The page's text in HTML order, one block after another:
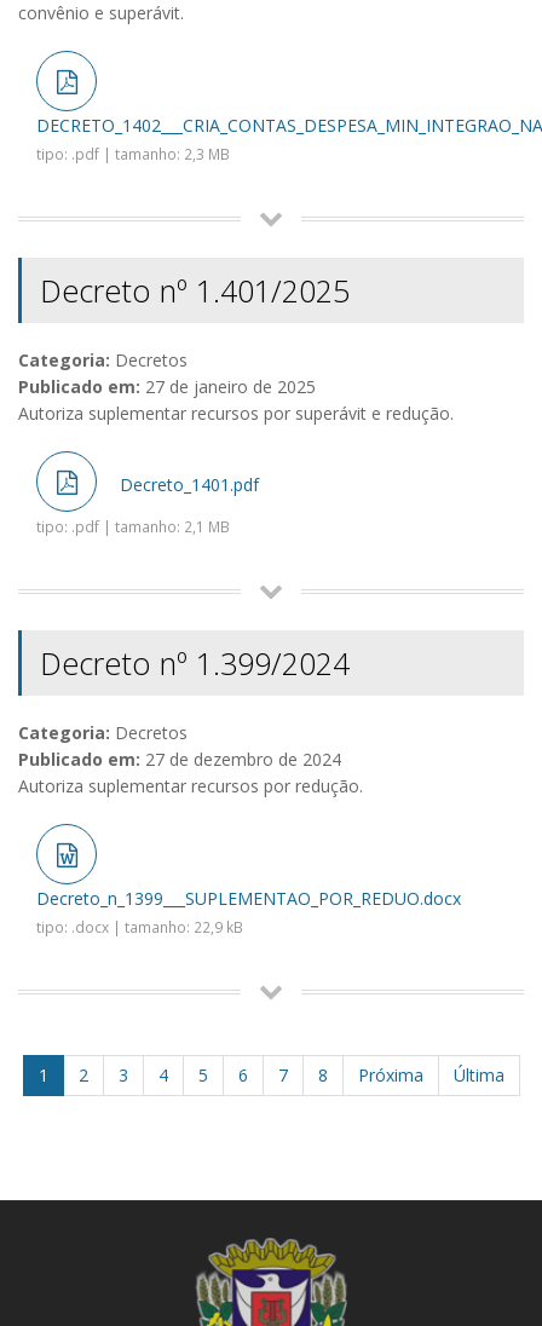
convênio e superávit.
tipo: .pdf | tamanho: 2,3 MB
Decreto nº 1.401/2025
Categoria: Decretos
Publicado em: 27 de janeiro de 2025
Autoriza suplementar recursos por superávit e redução.
Decreto_1401.pdf
tipo: .pdf | tamanho: 2,1 MB
Decreto nº 1.399/2024
Categoria: Decretos
Publicado em: 27 de dezembro de 2024
Autoriza suplementar recursos por redução.
Decreto_n_1399___SUPLEMENTAO_POR_REDUO.docx
tipo: .docx | tamanho: 22,9 kB
1 2 3 4 5 6 7 8 Próxima Última